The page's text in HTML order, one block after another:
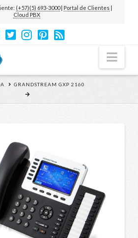
(+57)(5) 693-3000| Portal de Clientes |
Cloud PBX
GRANDSTREAM GXP 2160